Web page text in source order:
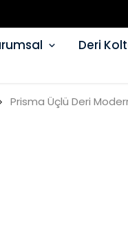
Deri
Prisma Üçlü Deri